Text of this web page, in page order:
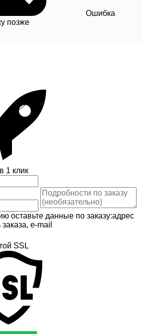
Ошибка
позже
1 клик
оставьте данные по заказу:адрес
e-mail
SSL